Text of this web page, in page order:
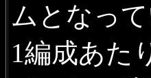
ムとなっ
1編成あた